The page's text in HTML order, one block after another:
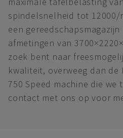
spindelsnelheid tot 12000/
een
afmetingen van
zoek bent naar
kwaliteit, overweeg dan de
750 Speed machine die we
contact met ons op voor